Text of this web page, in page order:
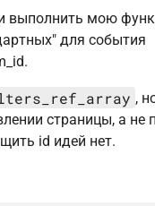
выполнить мою
для события
,
страницы, а не
id идей нет.